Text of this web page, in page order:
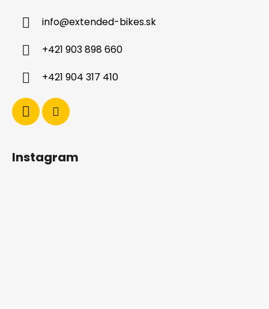
info@extended-bikes.sk
+421 903 898 660
+421 904 317 410
Instagram